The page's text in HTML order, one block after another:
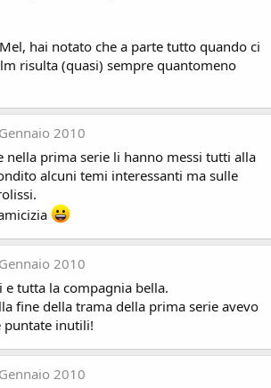
hai notato che a parte tutto quando ci
risulta (quasi) sempre quantomeno
2010
nella prima serie li hanno messi tutti alla
alcuni temi interessanti ma sulle
2010
e tutta la compagnia bella.
fine della trama della prima serie avevo
puntate inutili!
2010